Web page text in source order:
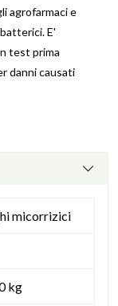
agrofarmaci e
E'
test prima
danni causati
micorrizici
kg